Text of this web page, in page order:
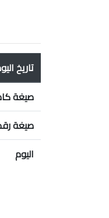
تاريخ
صيغة
صيغة
اليوم